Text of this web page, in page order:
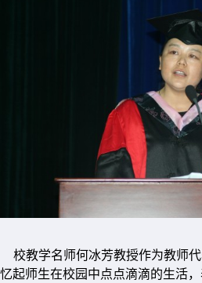
校教学名师何冰芳教授作为教师
忆起师生在校园中点点滴滴的生活